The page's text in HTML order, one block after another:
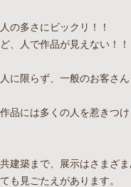
の多さにビックリ！！
、人で作品が見えない！！
に限らず、一般のお客さ
品には多くの人を惹きつ
建築まで、展示はさまざま
も見ごたえがあります。